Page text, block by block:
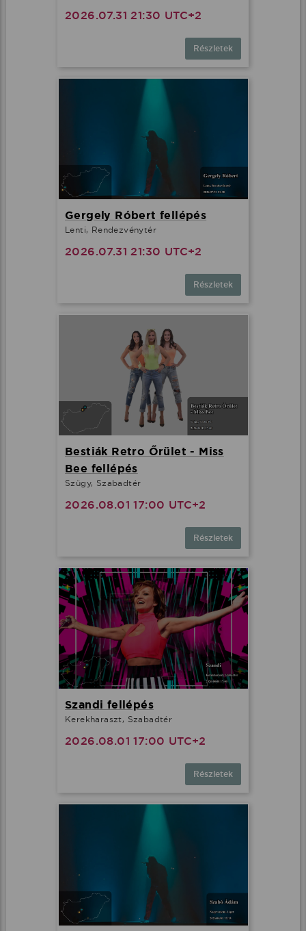
2026.07.31 21:30 UTC+2
Részletek
Gergely Róbert fellépés
Lenti, Rendezvénytér
2026.07.31 21:30 UTC+2
Részletek
Bestiák Retro Őrület - Miss
Bee fellépés
Szügy, Szabadtér
2026.08.01 17:00 UTC+2
Részletek
Szandi fellépés
Kerekharaszt, Szabadtér
2026.08.01 17:00 UTC+2
Részletek